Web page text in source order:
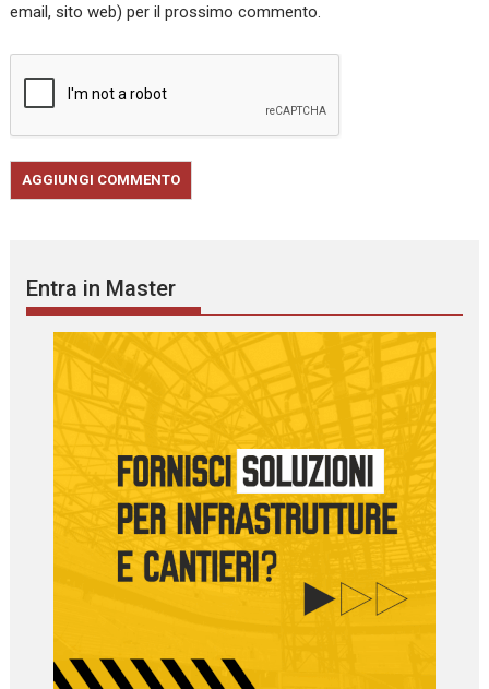
email, sito web) per il prossimo commento.
Entra in Master